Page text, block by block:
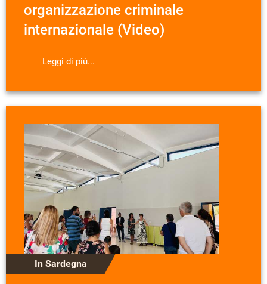
organizzazione criminale
internazionale (Video)
Leggi di più...
In Sardegna